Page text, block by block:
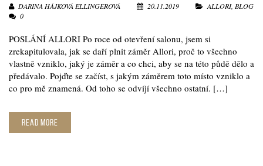
DARINA HÁJKOVÁ ELLINGEROVÁ 20.11.2019 ALLORI, BLOG
0
POSLÁNÍ ALLORI Po roce od otevření salonu, jsem si
zrekapitulovala, jak se daří plnit záměr Allori, proč to všechno
vlastně vzniklo, jaký je záměr a co chci, aby se na této půdě dělo a
předávalo. Pojďte se začíst, s jakým záměrem toto místo vzniklo a
co pro mě znamená. Od toho se odvíjí všechno ostatní. […]
READ MORE